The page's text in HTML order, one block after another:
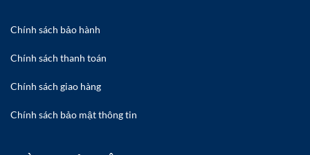
Chính sách bảo hành
Chính sách thanh toán
Chính sách giao hàng
Chính sách bảo mật thông tin